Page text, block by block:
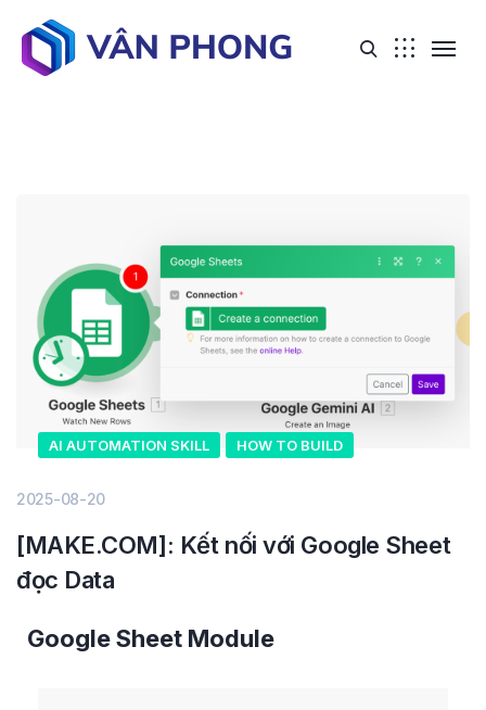
AI AUTOMATION SKILL HOW TO BUILD
2025-08-20
[MAKE.COM]: Kết nối với Google Sheet
đọc Data
Google Sheet Module